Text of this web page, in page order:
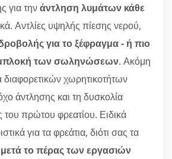
για τηνάντληση λυμάτων κάθε
Αντλίες υψηλής πίεσης νερού,
για το ξέφραγμα - ή πιο
των σωληνώσεων. Ακόμη
διαφορετικών χωρητικοτήτων
άντλησης και τη δυσκολία
πρώτου φρεατίου. Ειδικά
για τα φρεάτια, διότι σας τα
το πέρας των εργασιών